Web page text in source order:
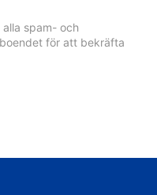
spam- och
för att bekräfta